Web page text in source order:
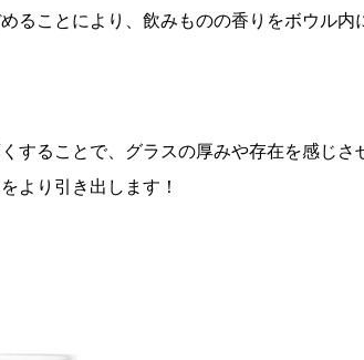
ることにより、飲みものの香りをボウル内
することで、グラスの厚みや存在を感じさ
より引き出します！